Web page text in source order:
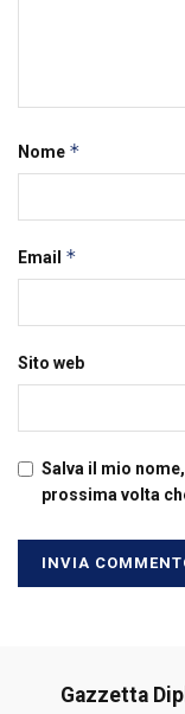
Nome *
Email *
Sito web
Salva il mio
prossima volta
Gazzetta